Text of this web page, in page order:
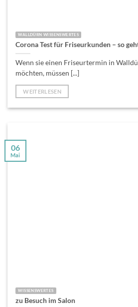
WALLDÜRN WISSENSWERTES
Corona Test für Friseurkunden – so
Wenn sie einen Friseurtermin in
möchten, müssen [...]
WEITERLESEN
WISSENSWERTES
zu Besuch im Salon
06
Mai